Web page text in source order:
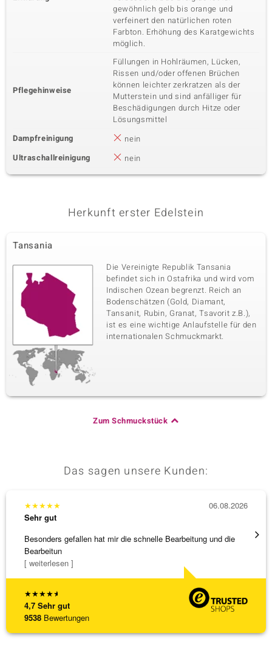
gewöhnlich gelb bis orange und
verfeinert den natürlichen roten
Farbton. Erhöhung des Karatgewichts
möglich.
Pflegehinweise
Füllungen in Hohlräumen, Lücken,
Rissen und/oder offenen Brüchen
können leichter zerkratzen als der
Mutterstein und sind anfälliger für
Beschädigungen durch Hitze oder
Lösungsmittel
Dampfreinigung
nein
Ultraschallreinigung
nein
Herkunft erster Edelstein
Tansania
Die Vereinigte Republik Tansania
befindet sich in Ostafrika und wird vom
Indischen Ozean begrenzt. Reich an
Bodenschätzen (Gold, Diamant,
Tansanit, Rubin, Granat, Tsavorit z.B.),
ist es eine wichtige Anlaufstelle für den
internationalen Schmuckmarkt.
Zum Schmuckstück
Das sagen unsere Kunden:
★★★★★
4,7 Sehr gut
9538 Bewertungen
★★★★★
Sehr gut
Besonders gefallen hat mir die schnelle Bearbeitung und die
Bearbeitun
[ weiterlesen ]
06.08.2026
Bin